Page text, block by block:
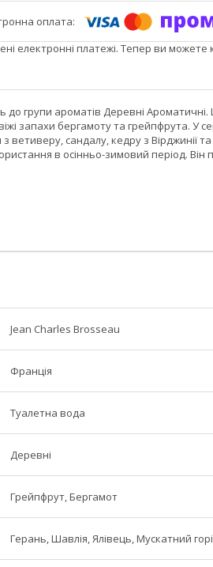
електронні платежі. Тепер ви
до групи ароматів Деревні
запахи бергамоту та грейпфрута. У
ветиверу, сандалу, кедру з Вірджинії
в осінньо-зимовий період. Він
Jean Charles Brosseau
Франція
Туалетна вода
Деревні
Грейпфрут, Бергамот
Герань, Шавлія, Ялівець, Мускатний